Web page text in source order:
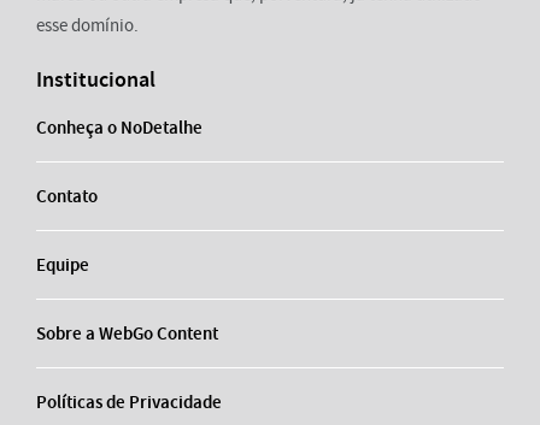
esse domínio.
Institucional
Conheça o NoDetalhe
Contato
Equipe
Sobre a WebGo Content
Políticas de Privacidade